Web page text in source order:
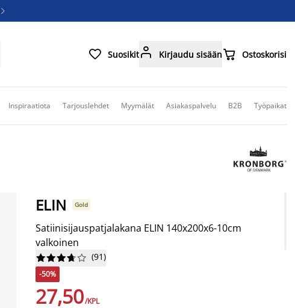

 Suosikit Kirjaudu sisään Ostoskorisi
Inspiraatiota Tarjouslehdet Myymälät Asiakaspalvelu B2B Työpaikat
ELIN Gold
Satiinisijauspatjalakana ELIN 140x200x6-10cm
valkoinen





 (91)
-50%
27,50/KPL